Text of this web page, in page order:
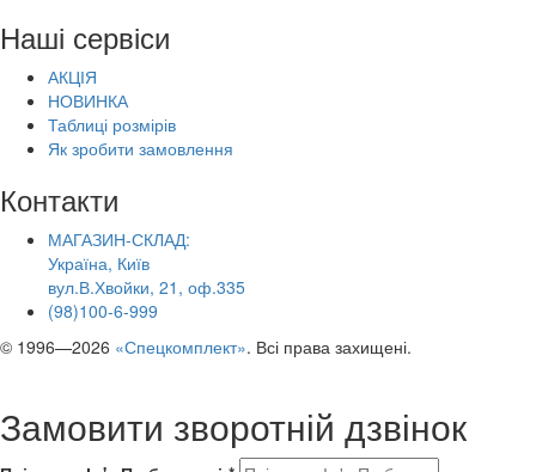
Наші сервіси
АКЦІЯ
НОВИНКА
Таблиці розмірів
Як зробити замовлення
Контакти
МАГАЗИН-СКЛАД:
Україна, Київ
вул.В.Хвойки, 21, оф.335
(98)100-6-999
© 1996—2026 «Спецкомплект». Всі права захищені.
Замовити зворотній дзвінок